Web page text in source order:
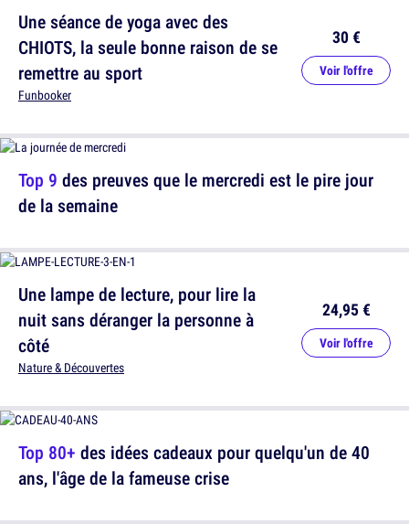
Une séance de yoga avec des
CHIOTS, la seule bonne raison de se
remettre au sport
Funbooker
30 €
Voir l'offre
Une lampe de lecture, pour lire la
nuit sans déranger la personne à
côté
Nature & Découvertes
24,95 €
Voir l'offre
Top 9 des preuves que le mercredi est le pire jour
de la semaine
Top 80+ des idées cadeaux pour quelqu'un de 40
ans, l'âge de la fameuse crise